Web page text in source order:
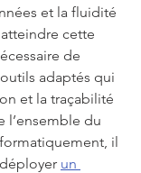
et la fluidité
cette
de
adaptés qui
et la traçabilité
l’ensemble du
il
un